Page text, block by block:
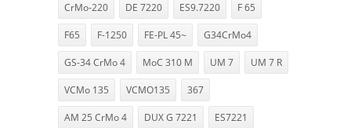
CrMo-220 DE 7220 ES9.7220 F 65
F65 F-1250 FE-PL 45~ G34CrMo4
GS-34 CrMo 4 MoC 310 M UM 7 UM 7 R
VCMo 135 VCMO135 367
AM 25 CrMo 4 DUX G 7221 ES7221